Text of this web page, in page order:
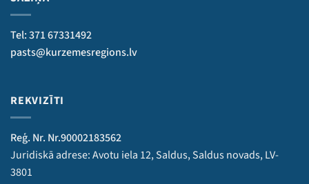
Tel: 371 67331492
pasts@kurzemesregions.lv
REKVIZĪTI
Reģ. Nr. Nr.90002183562
Juridiskā adrese: Avotu iela 12, Saldus, Saldus novads, LV-
3801